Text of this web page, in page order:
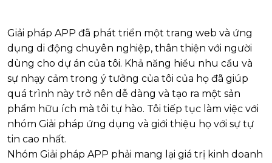
Giải pháp APP đã phát triển một trang web và ứng
dụng di động chuyên nghiệp, thân thiện với người
dùng cho dự án của tôi. Khả năng hiểu nhu cầu và
sự nhạy cảm trong ý tưởng của tôi của họ đã giúp
quá trình này trở nên dễ dàng và tạo ra một sản
phẩm hữu ích mà tôi tự hào. Tôi tiếp tục làm việc với
nhóm Giải pháp ứng dụng và giới thiệu họ với sự tự
tin cao nhất.
Nhóm Giải pháp APP phải mang lại giá trị kinh doanh